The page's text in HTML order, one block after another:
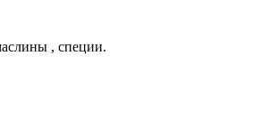
, специи.